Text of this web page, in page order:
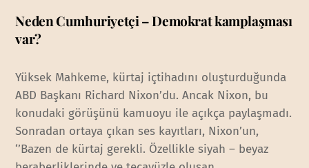
Neden Cumhuriyetçi – Demokrat kamplaşması
var?
Yüksek Mahkeme, kürtaj içtihadını oluşturduğunda
ABD Başkanı Richard Nixon’du. Ancak Nixon, bu
konudaki görüşünü kamuoyu ile açıkça paylaşmadı.
Sonradan ortaya çıkan ses kayıtları, Nixon’un,
‘’Bazen de kürtaj gerekli. Özellikle siyah – beyaz